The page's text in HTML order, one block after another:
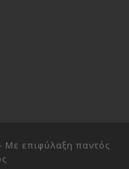
Με επιφύλαξη παντός